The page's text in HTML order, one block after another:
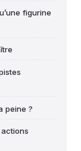
figurine
peine ?